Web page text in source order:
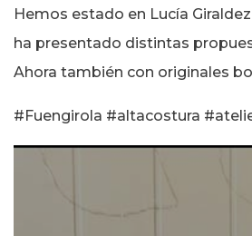
Hemos estado en Lucía
ha presentado distintas
Ahora también con originales
#Fuengirola #altacostura